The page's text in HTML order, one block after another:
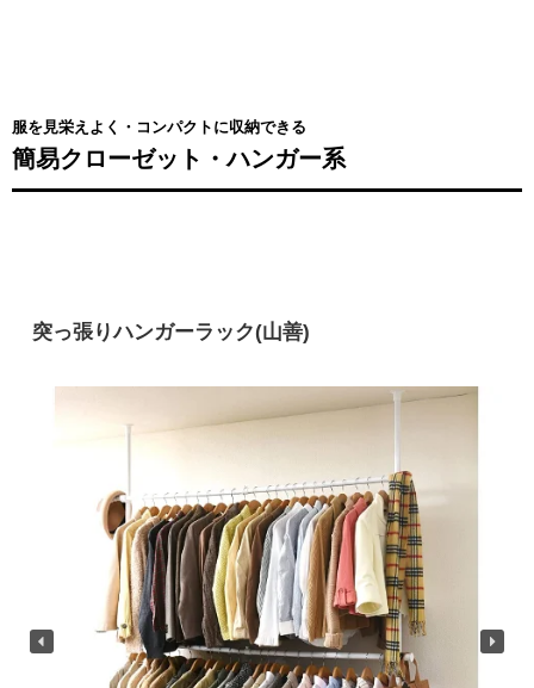
服を見栄えよく・コンパクトに収納できる
簡易クローゼット・ハンガー系
突っ張りハンガーラック(山善)